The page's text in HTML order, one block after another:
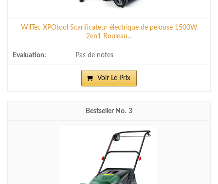
WilTec XPOtool Scarificateur électrique de pelouse 1500W
2en1 Rouleau...
Pas de notes
Voir Le Prix
3